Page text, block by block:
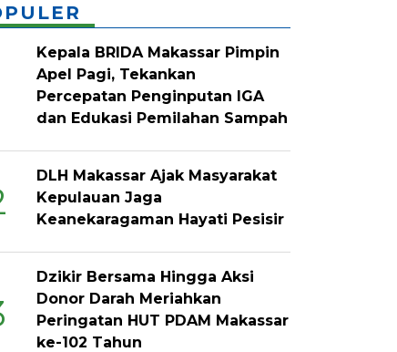
Kepala BRIDA Makassar Pimpin
Apel Pagi, Tekankan
Percepatan Penginputan IGA
dan Edukasi Pemilahan Sampah
DLH Makassar Ajak Masyarakat
Kepulauan Jaga
Keanekaragaman Hayati Pesisir
Dzikir Bersama Hingga Aksi
Donor Darah Meriahkan
Peringatan HUT PDAM Makassar
ke-102 Tahun